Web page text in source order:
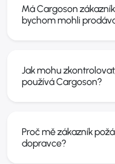
Má Cargoson
bychom mohli
Jak mohu
používá Cargoson?
Proč mě zákazník
dopravce?